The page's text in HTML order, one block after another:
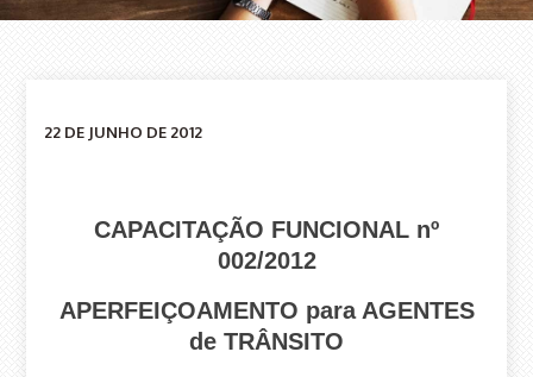
22 DE JUNHO DE 2012
CAPACITAÇÃO FUNCIONAL nº
002/2012
APERFEIÇOAMENTO para AGENTES
de TRÂNSITO